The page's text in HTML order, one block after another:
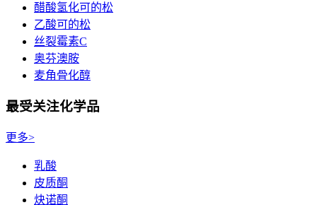
醋酸氢化可的松
乙酸可的松
丝裂霉素C
奥芬澳胺
麦角骨化醇
最受关注化学品
更多>
乳酸
皮质酮
炔诺酮